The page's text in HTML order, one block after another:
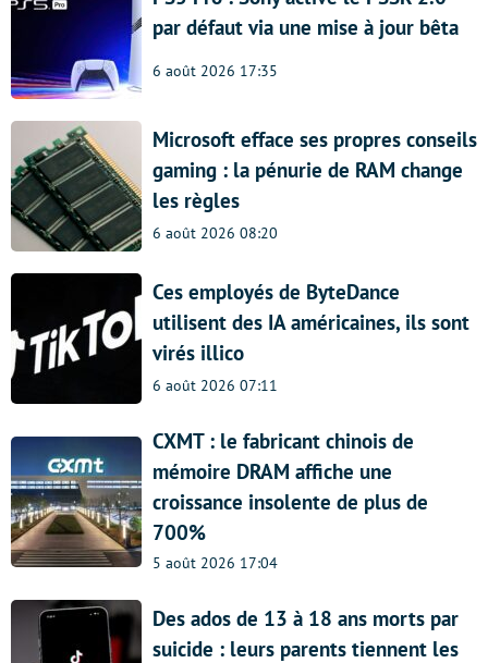
par défaut via une mise à jour bêta
6 août 2026 17:35
Microsoft efface ses propres conseils
gaming : la pénurie de RAM change
les règles
6 août 2026 08:20
Ces employés de ByteDance
utilisent des IA américaines, ils sont
virés illico
6 août 2026 07:11
CXMT : le fabricant chinois de
mémoire DRAM affiche une
croissance insolente de plus de
700%
5 août 2026 17:04
Des ados de 13 à 18 ans morts par
suicide : leurs parents tiennent les